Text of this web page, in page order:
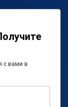
с вами в